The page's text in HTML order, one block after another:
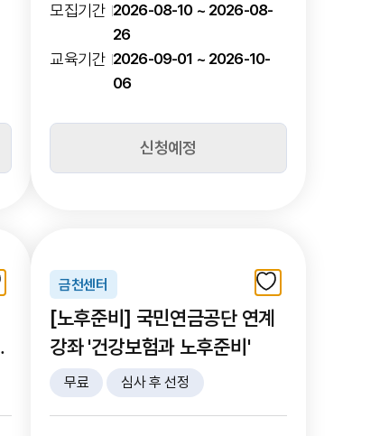
모집기간 2026-08-10 ~ 2026-08-
26
교육기간 2026-09-01 ~ 2026-10-
06
신청예정
금천센터
[노후준비] 국민연금공단 연계
강좌 '건강보험과 노후준비'
무료 심사 후 선정